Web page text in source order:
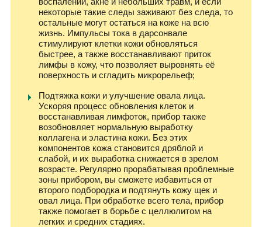
некоторые такие следы заживают без следа, то
остальные могут остаться на коже на всю
жизнь. Импульсы тока в дарсонвале
стимулируют клетки кожи обновляться
быстрее, а также восстанавливают приток
лимфы в кожу, что позволяет выровнять её
поверхность и сгладить микрорельеф;
Подтяжка кожи и улучшение овала лица.
Ускоряя процесс обновления клеток и
восстанавливая лимфоток, прибор также
возобновляет нормальную выработку
коллагена и эластина кожи. Без этих
компонентов кожа становится дряблой и
слабой, и их выработка снижается в зрелом
возрасте. Регулярно прорабатывая проблемные
зоны прибором, вы сможете избавиться от
второго подбородка и подтянуть кожу щек и
овал лица. При обработке всего тела, прибор
также помогает в борьбе с целлюлитом на
легких и средних стадиях.